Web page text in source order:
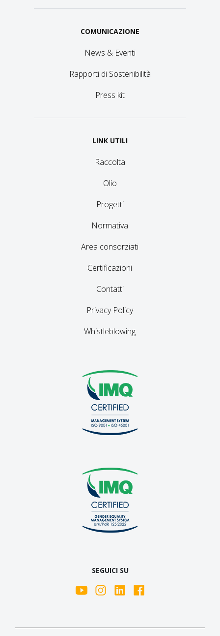
COMUNICAZIONE
News & Eventi
Rapporti di Sostenibilità
Press kit
LINK UTILI
Raccolta
Olio
Progetti
Normativa
Area consorziati
Certificazioni
Contatti
Privacy Policy
Whistleblowing
SEGUICI SU